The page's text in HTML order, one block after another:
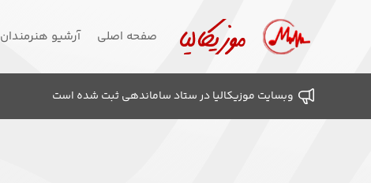
صفحه اصلی آرشیو هنرمندان
وبسایت موزیکالیا در ستاد ساماندهی ثبت شده است